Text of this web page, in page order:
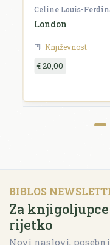
Celine Louis-
London
Književnost
€ 20,00
BIBLOS
Za
rijetko
Novi naslovi,